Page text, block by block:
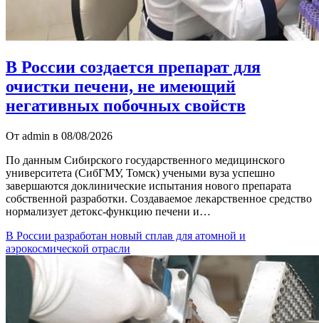
В России создается препарат для
очистки печени, не имеющий
негативных побочных свойств
От admin в 08/08/2026
По данным Сибирского государственного медицинского
университета (СибГМУ, Томск) учеными вуза успешно
завершаются доклинические испытания нового препарата
собственной разработки. Создаваемое лекарственное средство
нормализует детокс-функцию печени и…
В России разработан новый сплав для атомной и
аэрокосмической отрасли